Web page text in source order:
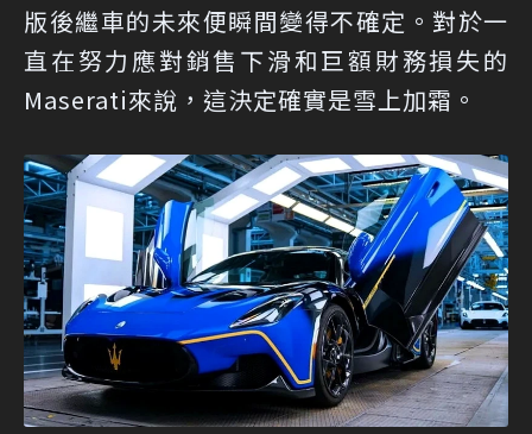
版後繼車的未來便瞬間變得不確定。對於一
直在努力應對銷售下滑和巨額財務損失的
Maserati來說，這決定確實是雪上加霜。